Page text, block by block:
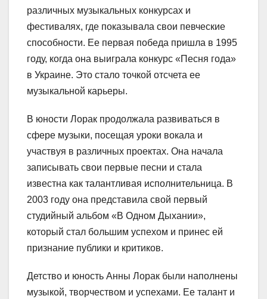
различных музыкальных конкурсах и
фестивалях, где показывала свои певческие
способности. Ее первая победа пришла в 1995
году, когда она выиграла конкурс «Песня года»
в Украине. Это стало точкой отсчета ее
музыкальной карьеры.
В юности Лорак продолжала развиваться в
сфере музыки, посещая уроки вокала и
участвуя в различных проектах. Она начала
записывать свои первые песни и стала
известна как талантливая исполнительница. В
2003 году она представила свой первый
студийный альбом «В Одном Дыхании»,
который стал большим успехом и принес ей
признание публики и критиков.
Детство и юность Анны Лорак были наполнены
музыкой, творчеством и успехами. Ее талант и